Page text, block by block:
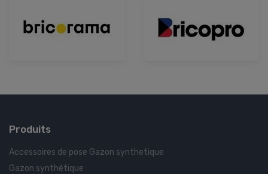
Produits
Accessoires de pose Gazon synthetique
Gazon synthétique